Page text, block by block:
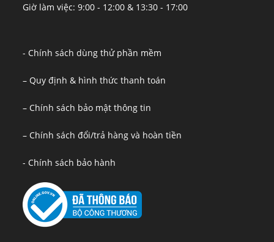
Giờ làm việc: 9:00 - 12:00 & 13:30 - 17:00
- Chính sách dùng thử phần mềm
– Quy định & hình thức thanh toán
– Chính sách bảo mật thông tin
– Chính sách đổi/trả hàng và hoàn tiền
- Chính sách bảo hành